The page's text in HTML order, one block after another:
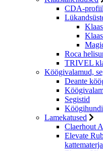
CDA-
Roca
TRIVEL
Köögivalamud,
Deante
Segistid
Lamekatused
Claerhout
Elevate